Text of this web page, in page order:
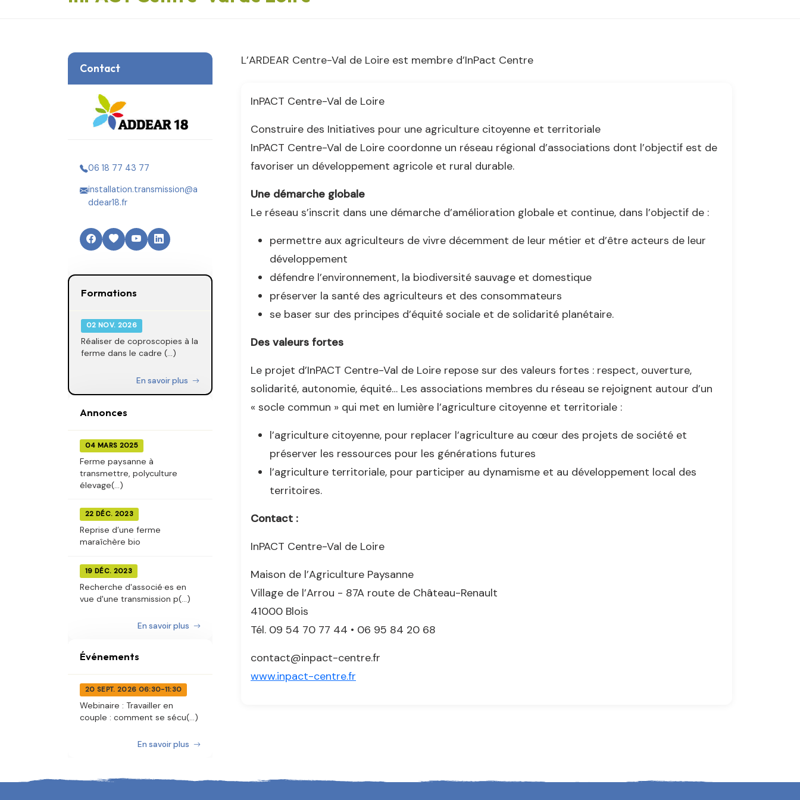
Contact
06 18 77 43 77
installation.transmission@a
ddear18.fr
Formations
02 NOV. 2026
Réaliser de coproscopies à la
ferme dans le cadre (...)
En savoir plus
Annonces
04 MARS 2025
Ferme paysanne à
transmettre, polyculture
élevage(...)
22 DÉC. 2023
Reprise d’une ferme
maraîchère bio
19 DÉC. 2023
Recherche d'associé·es en
vue d'une transmission p(...)
En savoir plus
Événements
20 SEPT. 2026 06:30-11:30
Webinaire : Travailler en
couple : comment se sécu(...)
En savoir plus
L’ARDEAR Centre-Val de Loire est membre d’InPact Centre
InPACT Centre-Val de Loire
Construire des Initiatives pour une agriculture citoyenne et territoriale
InPACT Centre-Val de Loire coordonne un réseau régional d’associations dont l’objectif est de
favoriser un développement agricole et rural durable.
Une démarche globale
Le réseau s’inscrit dans une démarche d’amélioration globale et continue, dans l’objectif de :
permettre aux agriculteurs de vivre décemment de leur métier et d’être acteurs de leur
développement
défendre l’environnement, la biodiversité sauvage et domestique
préserver la santé des agriculteurs et des consommateurs
se baser sur des principes d’équité sociale et de solidarité planétaire.
Des valeurs fortes
Le projet d’InPACT Centre-Val de Loire repose sur des valeurs fortes : respect, ouverture,
solidarité, autonomie, équité… Les associations membres du réseau se rejoignent autour d’un
« socle commun » qui met en lumière l’agriculture citoyenne et territoriale :
l’agriculture citoyenne, pour replacer l’agriculture au cœur des projets de société et
préserver les ressources pour les générations futures
l’agriculture territoriale, pour participer au dynamisme et au développement local des
territoires.
Contact :
InPACT Centre-Val de Loire
Maison de l’Agriculture Paysanne
Village de l’Arrou - 87A route de Château-Renault
41000 Blois
Tél. 09 54 70 77 44 • 06 95 84 20 68
contact@inpact-centre.fr
www.inpact-centre.fr